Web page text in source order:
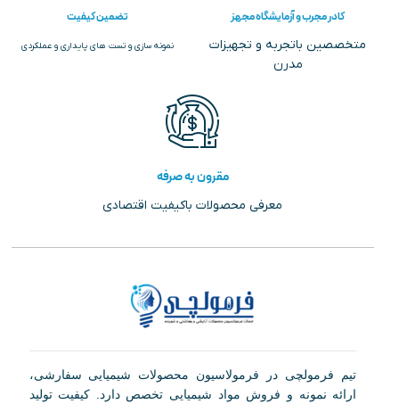
کادر مجرب و آزمایشگاه مجهز
متخصصین باتجربه و تجهیزات
مدرن
تضمین کیفیت
نمونه سازی و تست های پایداری و عملکردی
مقرون به صرفه
معرفی محصولات باکیفیت اقتصادی
تیم فرمولچی در فرمولاسیون محصولات شیمیایی سفارشی،
ارائه نمونه و فروش مواد شیمیایی تخصص دارد. کیفیت تولید